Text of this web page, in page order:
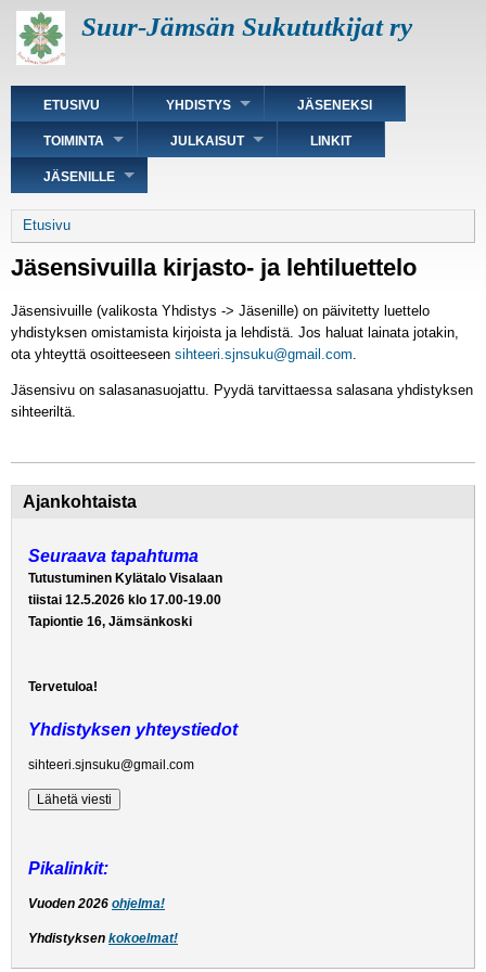
Hyppää
pääsisältöön
Suur-Jämsän Sukututkijat ry
Päävalikko
ETUSIVU YHDISTYS JÄSENEKSI
TOIMINTA JULKAISUT LINKIT
JÄSENILLE
Murupolku
Etusivu
Jäsensivuilla kirjasto- ja lehtiluettelo
Jäsensivuille (valikosta Yhdistys -> Jäsenille) on päivitetty luettelo
yhdistyksen omistamista kirjoista ja lehdistä. Jos haluat lainata jotakin,
ota yhteyttä osoitteeseen sihteeri.sjnsuku@gmail.com
Jäsensivu on salasanasuojattu. Pyydä tarvittaessa salasana yhdistyksen
sihteeriltä.
Ajankohtaista
Seuraava tapahtuma
Tutustuminen Kylätalo Visalaan
tiistai 12.5.2026 klo 17.00-19.00
Tapiontie 16, Jämsänkoski
Tervetuloa!
Yhdistyksen yhteystiedot
sihteeri.sjnsuku@gmail.com
Pikalinkit:
Vuoden 2026 ohjelma!
Yhdistyksen kokoelmat!